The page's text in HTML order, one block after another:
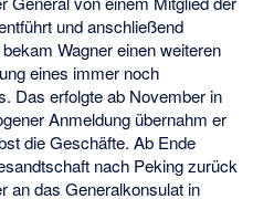
und anschließend
Wagner einen weiteren
eines immer noch
Das erfolgte ab November in
Anmeldung übernahm er
die Geschäfte. Ab Ende
nach Peking zurück
an das Generalkonsulat in